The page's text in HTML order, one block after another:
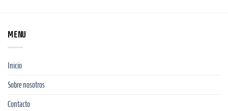
MENU
Inicio
Sobre nosotros
Contacto